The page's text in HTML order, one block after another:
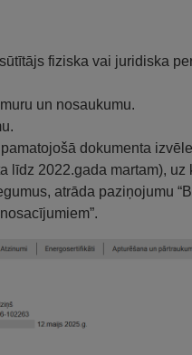
fiziska vai juridiska
un nosaukumu.
dokumenta
līdz 2022.gada martam), uz
atrāda paziņojumu